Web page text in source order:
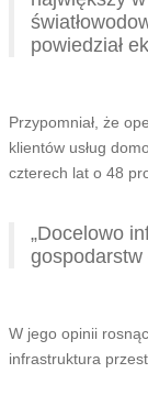
powiedział
Przypomniał, że
klientów usług
czterech lat o 48
„Docelowo
gospodarstw
W jego opinii
infrastruktura